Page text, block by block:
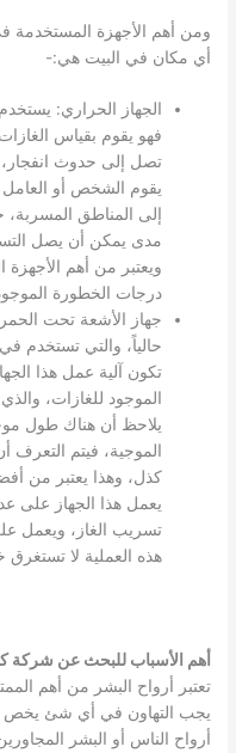
ومن أهم الأجهزة
أي مكان في البيت هي:-
الجهاز الحراري:
فهو يقوم بقياس
تصل إلى حدوث انفجار،
يقوم الشخص أو
إلى المناطق
مدى يمكن أن يصل
ويعتبر من أهم
درجات الخطورة
جهاز الأشعة تحت
حالياً، والتي تستخدم
تكون آلية عمل هذا
الموجود للغازات،
يلاحظ أن هناك طول
الموجية، فيتم
كذل، وهذا يعتبر من
يعمل هذا الجهاز على
تسريب الغاز، ويعمل
هذه العملية لا
أهم الأسباب للبحث عن شركة
تعتبر أرواح البشر من أهم
يجب التهاون في أي شئ يخص
أرواح الناس أو البشر